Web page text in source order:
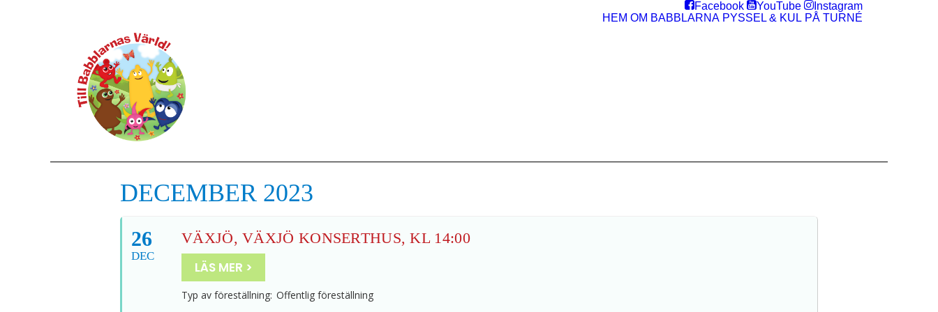
Facebook YouTube
Instagram
HEM OM BABBLARNA PYSSEL & KUL PÅ TURNÉ
DECEMBER 2023
26
DEC
VÄXJÖ, VÄXJÖ KONSERTHUS, KL 14:00
LÄS MER >
Typ av föreställning: Offentlig föreställning